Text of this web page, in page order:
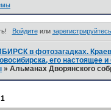
Войдитеили зарегистрируйтесь
в фотозагадках.
его настоящее
»Альманах Дворянского
1